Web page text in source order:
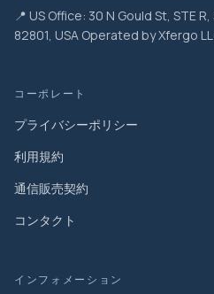
📍 US Office: 30 N Gould St, STE
82801, USA Operated by Xfergo
コーポレート
プライバシーポリシー
利用規約
通信販売契約
コンタクト
インフォメーション